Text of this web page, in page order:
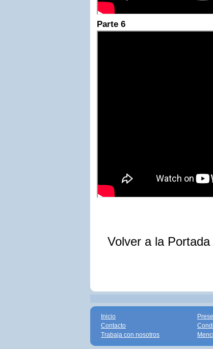
Parte 6
Volver a la Portada
Inicio
Contacto
Trabaja con nosotros